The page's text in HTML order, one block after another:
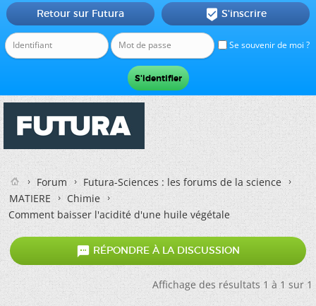
Se souvenir de moi ?
Retour sur Futura  S'inscrire
Forum
Futura-Sciences : les forums de la science
MATIERE
Chimie
Comment baisser l'acidité d'une huile végétale
 RÉPONDRE À LA DISCUSSION
Affichage des résultats 1 à 1 sur 1